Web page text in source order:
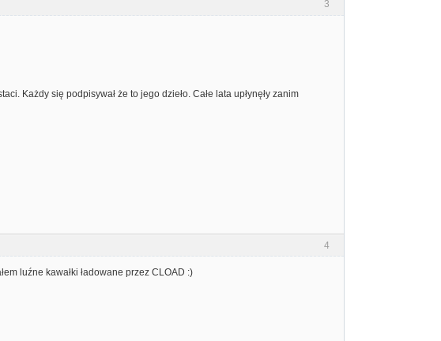
3
Każdy się podpisywał że to jego dzieło. Całe lata upłynęły zanim
4
luźne kawałki ładowane przez CLOAD :)